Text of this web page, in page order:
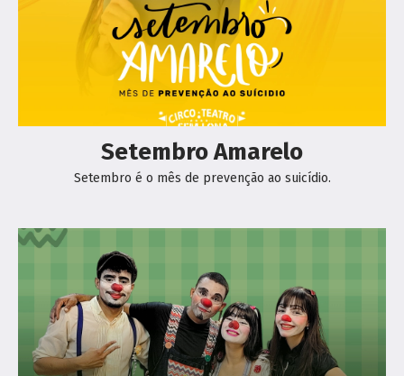
Setembro Amarelo
Setembro é o mês de prevenção ao suicídio.